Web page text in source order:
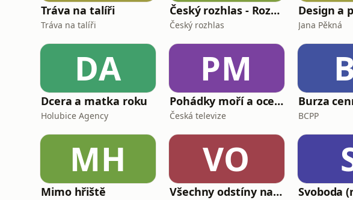
Tráva na talíři
Tráva na talíři
Český rozhlas - Rozhovory
Český rozhlas
Design a
Jana Pěkná
DA
Dcera a matka roku
Holubice Agency
PM
Pohádky moří a oceánů
Česká televize BCPP
MH
Mimo hřiště
VO
Všechny odstíny narcismu